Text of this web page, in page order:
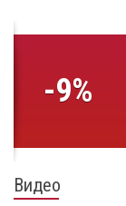
-9%
Видео